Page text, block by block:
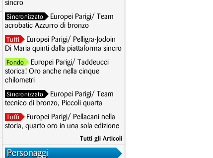
sincro
Sincronizzato
Europei Parigi/ Team
acrobatic Azzurro di bronzo
Tuffi
Europei Parigi/ Pelligra-Jodoin
Di Maria quinti dalla piattaforma sincro
Fondo
Europei Parigi/ Taddeucci
storica! Oro anche nella cinque
chilometri
Sincronizzato
Europei Parigi/ Team
tecnico di bronzo, Piccoli quarta
Tuffi
Europei Parigi/ Pellacani nella
storia, quarto oro in una sola edizione
Tutti gli Articoli
Personaggi